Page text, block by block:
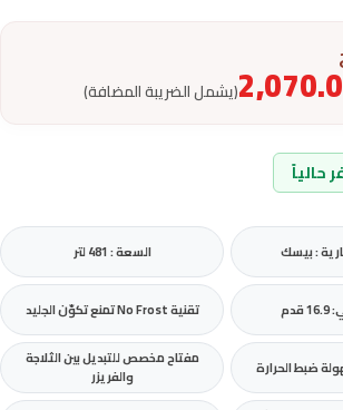
(يشمل الضريبة المضافة)
حالياً
: بيسك السعة : 481 لتر
تقنية No Frost تمنع تكوّن الجليد
ضبط الحرارة
مفتاح مخصص للتبديل بين الثلاجة
والفريزر